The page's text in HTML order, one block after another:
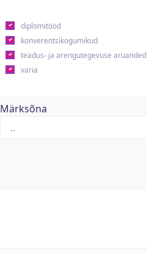
diplomitööd
konverentsikogumikud
teadus- ja arengutegevuse aruanded
varia
Märksõna